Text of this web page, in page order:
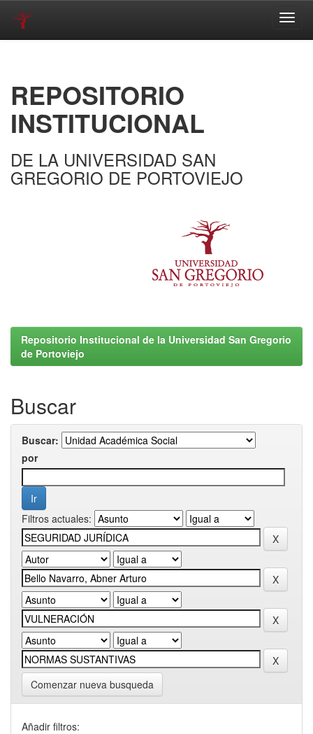
REPOSITORIO
INSTITUCIONAL
DE LA UNIVERSIDAD SAN
GREGORIO DE PORTOVIEJO
Repositorio Institucional de la Universidad San Gregorio
de Portoviejo
Buscar
Buscar:
por
Filtros actuales:
Comenzar nueva busqueda
Añadir filtros: